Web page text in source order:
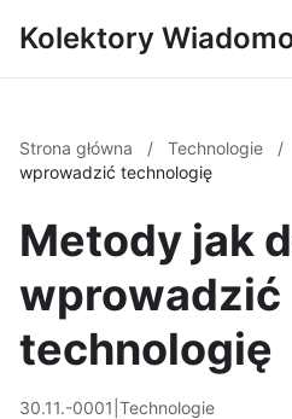
Kolektory
Strona główna / Technologie /
wprowadzić technologię
Metody jak
wprowadzić
technologię
30.11.-0001 Technologie